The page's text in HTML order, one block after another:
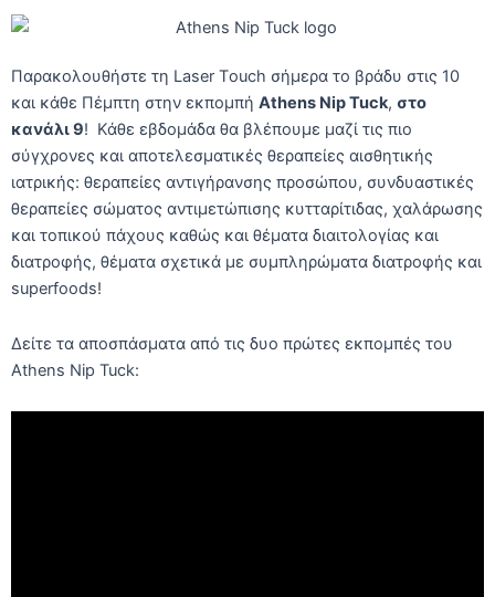
Παρακολουθήστε τη Laser Τouch σήμερα το βράδυ στις 10
και κάθε Πέμπτη στην εκπομπή Athens Nip Tuck, στο
κανάλι 9! Κάθε εβδομάδα θα βλέπουμε μαζί τις πιο
σύγχρονες και αποτελεσματικές θεραπείες αισθητικής
ιατρικής: θεραπείες αντιγήρανσης προσώπου, συνδυαστικές
θεραπείες σώματος αντιμετώπισης κυτταρίτιδας, χαλάρωσης
και τοπικού πάχους καθώς και θέματα διαιτολογίας και
διατροφής, θέματα σχετικά με συμπληρώματα διατροφής και
superfoods!
Δείτε τα αποσπάσματα από τις δυο πρώτες εκπομπές του
Athens Nip Tuck: